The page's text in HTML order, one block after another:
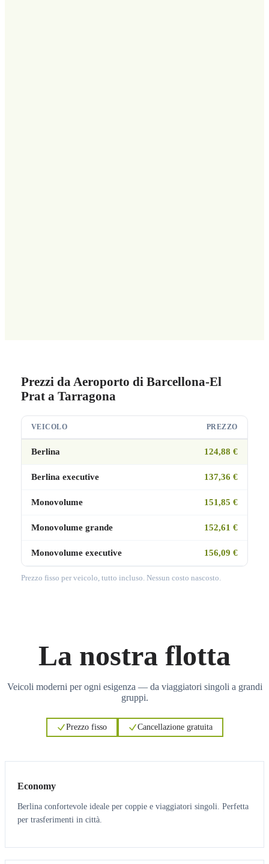
Prezzi da Aeroporto di Barcellona-El
Prat a Tarragona
VEICOLO PREZZO
Berlina 124,88 €
Berlina executive 137,36 €
Monovolume 151,85 €
Monovolume grande 152,61 €
Monovolume executive 156,09 €
Prezzo fisso per veicolo, tutto incluso. Nessun costo nascosto.
La nostra flotta
Veicoli moderni per ogni esigenza — da viaggiatori singoli a grandi
gruppi.
Prezzo fisso Cancellazione gratuita
Economy
Berlina confortevole ideale per coppie e viaggiatori singoli. Perfetta
per trasferimenti in città.
3 3